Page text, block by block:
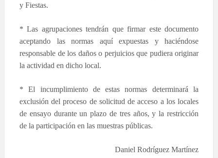
y Fiestas.
* Las agrupaciones tendrán que firmar este documento
aceptando las normas aquí expuestas y haciéndose
responsable de los daños o perjuicios que pudiera originar
la actividad en dicho local.
* El incumplimiento de estas normas determinará la
exclusión del proceso de solicitud de acceso a los locales
de ensayo durante un plazo de tres años, y la restricción
de la participación en las muestras públicas.
Daniel Rodríguez Martínez